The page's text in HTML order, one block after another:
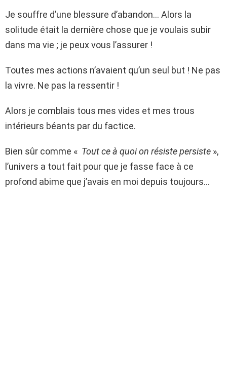
Je souffre d’une blessure d’abandon… Alors la
solitude était la dernière chose que je voulais subir
dans ma vie ; je peux vous l’assurer !
Toutes mes actions n’avaient qu’un seul but ! Ne pas
la vivre. Ne pas la ressentir !
Alors je comblais tous mes vides et mes trous
intérieurs béants par du factice.
Bien sûr comme « Tout ce à quoi on résiste persiste »,
l’univers a tout fait pour que je fasse face à ce
profond abime que j’avais en moi depuis toujours…